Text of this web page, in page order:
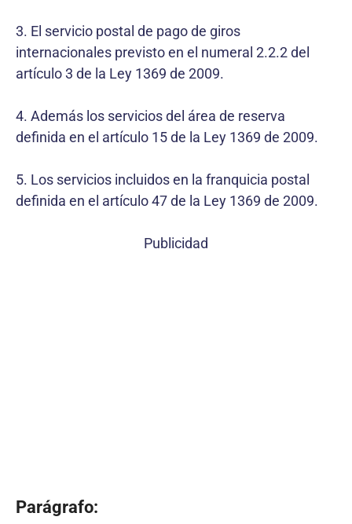
3. El servicio postal de pago de giros
internacionales previsto en el numeral 2.2.2 del
artículo 3 de la Ley 1369 de 2009.
4. Además los servicios del área de reserva
definida en el artículo 15 de la Ley 1369 de 2009.
5. Los servicios incluidos en la franquicia postal
definida en el artículo 47 de la Ley 1369 de 2009.
Publicidad
Parágrafo: